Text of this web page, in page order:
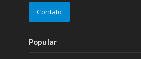
Contato
Popular